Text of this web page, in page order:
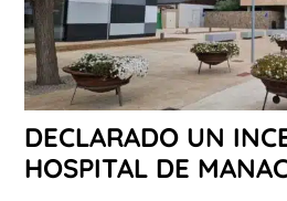
DECLARADO UN
HOSPITAL DE